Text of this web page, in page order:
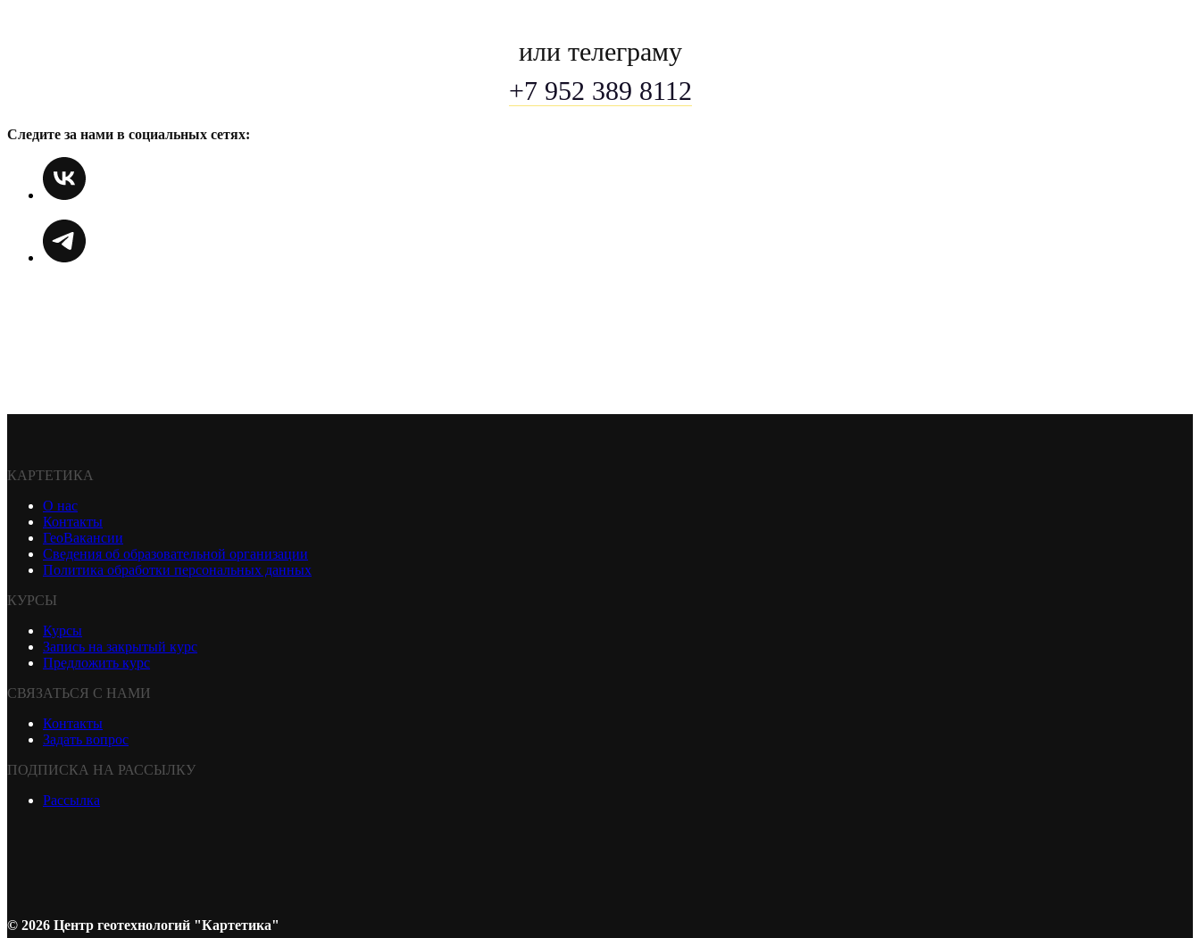
или телеграму
+7 952 389 8112
Следите за нами в социальных сетях:
КАРТЕТИКА
О нас
Контакты
ГеоВакансии
Сведения об образовательной организации
Политика обработки персональных данных
КУРСЫ
Курсы
Запись на закрытый курс
Предложить курс
СВЯЗАТЬСЯ С НАМИ
Контакты
Задать вопрос
ПОДПИСКА НА РАССЫЛКУ
Рассылка
© 2026 Центр геотехнологий "Картетика"